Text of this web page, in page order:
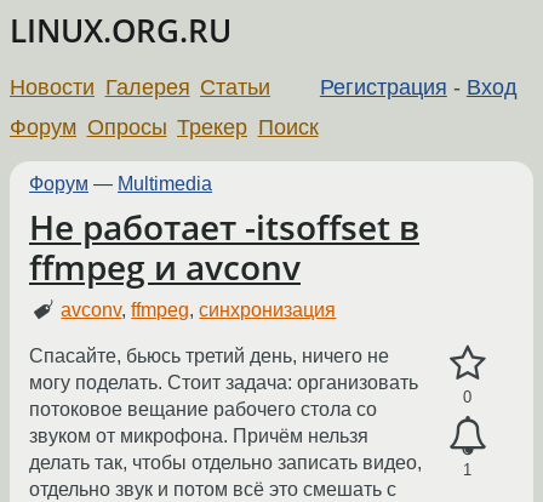
LINUX.ORG.RU
Регистрация - Вход
Новости Галерея Статьи
Форум Опросы Трекер Поиск
Форум — Multimedia
Не работает -itsoffset в
ffmpeg и avconv
avconv,ffmpeg,синхронизация
0
1
Спасайте, бьюсь третий день, ничего не
могу поделать. Стоит задача: организовать
потоковое вещание рабочего стола со
звуком от микрофона. Причём нельзя
делать так, чтобы отдельно записать видео,
отдельно звук и потом всё это смешать с